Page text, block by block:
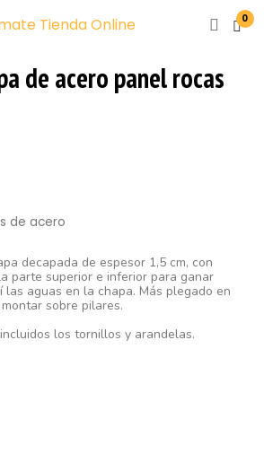
0
de acero panel rocas
de acero
decapada de espesor 1,5 cm, con
parte superior e inferior para ganar
las aguas en la chapa. Más plegado en
sobre pilares.
los tornillos y arandelas.